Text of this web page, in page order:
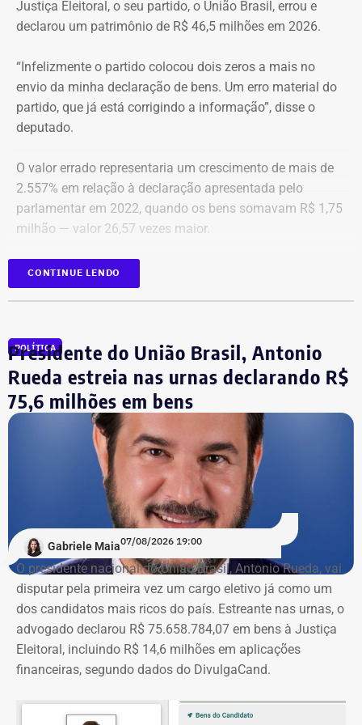
tem cerca de 101 metros quadrados. O imóvel se
Baía de Guanabara.
A Caixa Econômica tentou intimar pessoalmente o ex-
deputado federal. Mas como não conseguiu localizá-lo,
dias 5, 6 e 7 de novembro de 2025, concedendo o prazo
legal para regularização da dívida. Posteriormente, a
propriedade foi consolidada em nome da Caixa em 30 de
março de 2026 por causa da falta de pagamento.
*Com informação do blog de Ruben Berta, do portal
Ururau, e também do portal g1
Justiça Eleitoral, o seu partido, o União Brasil, errou e
declarou um patrimônio de R$ 46,5 milhões em 2026.
“Infelizmente o partido colocou dois zeros a mais no
envio da minha declaração de bens. Um erro material do
partido, que já está corrigindo a informação”, disse o
deputado.
O valor errado representaria um crescimento de mais de
2.557% em relação à declaração apresentada pelo
parlamentar em 2022, quando os bens somavam R$ 1,75
milhão — valor 26,57 vezes maior.
As informações foram obtidas no
Tribunal Superior de Justiça (TSE)
Fábio Silva foi eleito deputado estadual em 2018 e
reeleito em 2022. Ele busca mais uma reeleição para a
Assembleia Legislativa do Rio (Alerj).
CONTINUE LENDO
POLÍTICA
Presidente do União Brasil, Antonio
Rueda estreia nas urnas declarando R$
75,6 milhões em bens
Gabriele Maia07/08/2026 19:00
O presidente nacional do União Brasil, Antonio Rueda, vai
disputar pela primeira vez um cargo eletivo já como um
dos candidatos mais ricos do país. Estreante nas urnas, o
advogado declarou R$ 75.658.784,07 em bens à Justiça
Eleitoral, incluindo R$ 14,6 milhões em aplicações
financeiras, segundo dados do DivulgaCand.